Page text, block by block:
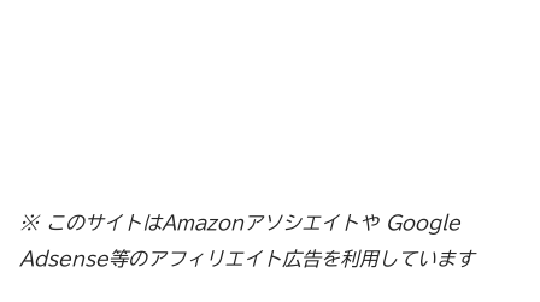
※ このサイトはAmazonアソシエイトや Google
Adsense等のアフィリエイト広告を利用しています